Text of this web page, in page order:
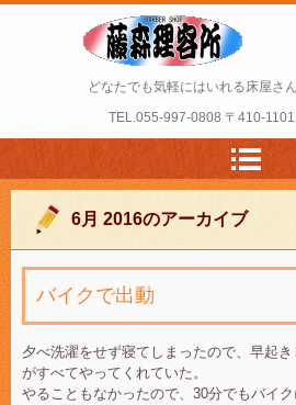
どなたでも気軽にはいれる床屋さ
TEL.055-997-0808 〒410-
6月 2016のアーカイブ
バイクで出動
夕べ洗濯をせず寝てしまったので、早起
がすべてやってくれていた。
やることもなかったので、30分でもバイ